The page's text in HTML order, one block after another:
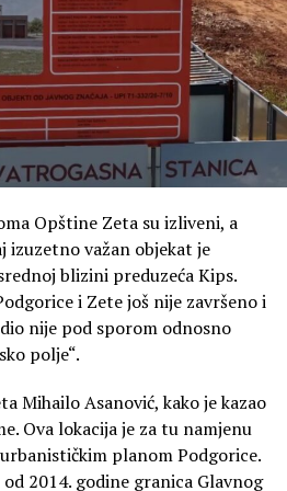
je FK Zeta, Zetskim
„Fudbal u Zeti“, u kojoj je
fudbalske tradicije ovog kraja.
Opštine Zeta su izliveni, a
izuzetno važan objekat je
blizini preduzeća Kips.
i Zete još nije završeno i
nije pod sporom odnosno
polje“.
Mihailo Asanović, kako je kazao
Ova lokacija je za tu namjenu
planom Podgorice.
2014. godine granica Glavnog